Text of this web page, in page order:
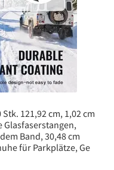
121,92 cm, 1,02 cm
Band, 30,48 cm
für Parkplätze, Ge